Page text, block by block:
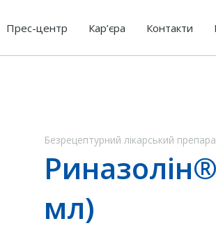
Прес-центр Кар’єра Контакти
Безрецептурний лікарський
мл)